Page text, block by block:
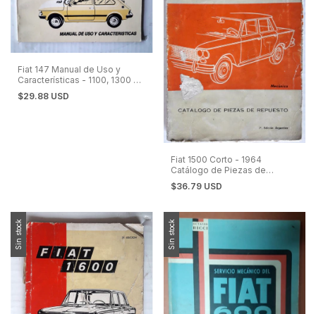
Fiat 147 Manual de Uso y
Características - 1100, 1300 y
IAVA Sorpasso
$29.88 USD
Fiat 1500 Corto - 1964
Catálogo de Piezas de
Repuesto
$36.79 USD
Sin stock Sin stock